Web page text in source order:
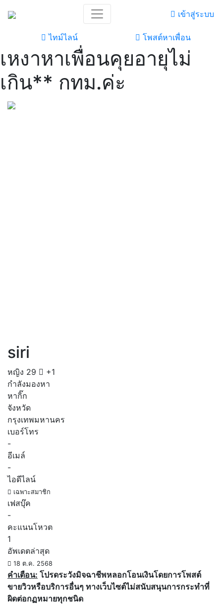
เข้าสู่ระบบ
ไทม์ไลน์ โพสต์หาเพื่อน
เหงาหาเพื่อนคุยอายุไม่
เกิน** กทม.ค่ะ
siri
หญิง 29
+1
กำลังมองหา
หากิ๊ก
จังหวัด
กรุงเทพมหานคร
เบอร์โทร
-
อีเมล์
-
ไอดีไลน์
เฉพาะสมาชิก
เฟสบุ๊ค
-
คะแนนโหวต
1
อัพเดตล่าสุด
18 ต.ค. 2568
คำเตือน: โปรดระวังมิจฉาชีพหลอกโอนเงินโดยการโพสต์
ขายวิวหรือบริการอื่นๆ ทางเว็บไซต์ไม่สนับสนุนการกระทำที่
ผิดต่อกฏหมายทุกชนิด